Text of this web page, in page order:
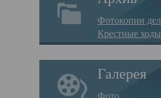
Фотокопии дел
Крестные ходы
Галерея
Фото